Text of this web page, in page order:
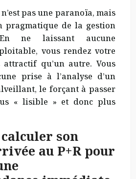
pas une paranoïa, mais
pragmatique de la gestion
ne laissant aucune
vous rendez votre
qu’un autre. Vous
prise à l’analyse d’un
le forçant à passer
« lisible » et donc plus
son
au P+R pour